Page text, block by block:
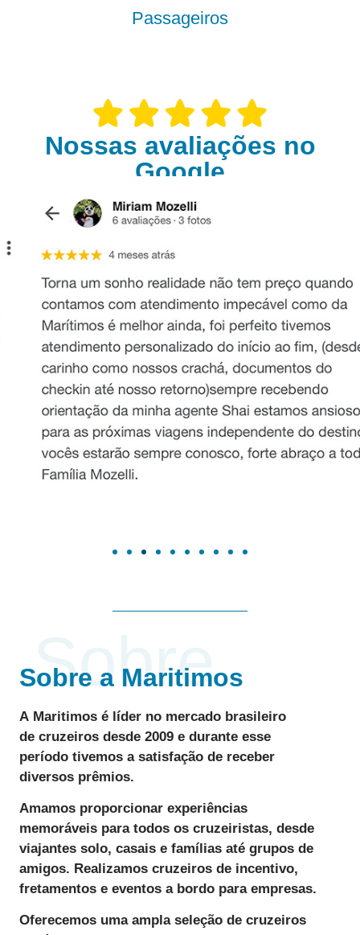
Passageiros
Nossas avaliações no
Google
Sobre
Sobre a Maritimos
A Maritimos é líder no mercado brasileiro
de cruzeiros desde 2009 e durante esse
período tivemos a satisfação de receber
diversos prêmios.
Amamos proporcionar experiências
memoráveis para todos os cruzeiristas, desde
viajantes solo, casais e famílias até grupos de
amigos. Realizamos cruzeiros de incentivo,
fretamentos e eventos a bordo para empresas.
Oferecemos uma ampla seleção de cruzeiros